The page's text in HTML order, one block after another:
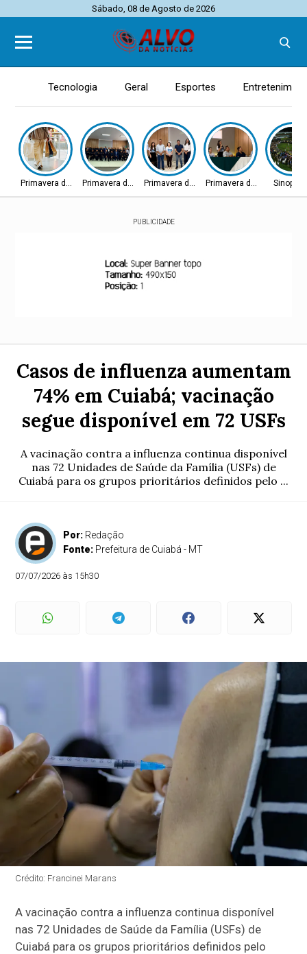
Sábado, 08 de Agosto de 2026
Tecnologia Geral Esportes
Primavera do LestePrimavera do LestePrimavera do LestePrimavera do LesteSinop -
PUBLICIDADE
Casos de influenza aumentam
74% em Cuiabá; vacinação
segue disponível em 72 USFs
A vacinação contra a influenza continua disponível
nas 72 Unidades de Saúde da Família (USFs) de
Cuiabá para os grupos prioritários definidos pelo ...
Por: Redação
Fonte: Prefeitura de Cuiabá - MT
07/07/2026 às 15h30
Crédito: Francinei Marans
A vacinação contra a influenza continua disponível
nas 72 Unidades de Saúde da Família (USFs) de
Cuiabá para os grupos prioritários definidos pelo